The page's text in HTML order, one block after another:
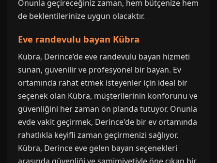
Onunla geçireceğiniz zaman, hem bütçenize hem
de beklentilerinize uygun olacaktır.
Eve randevulu bayan Kübra
Kübra, Derince’de eve randevulu bayan hizmeti
sunan, güvenilir ve profesyonel bir bayan. Ev
ortamında rahat etmek isteyenler için ideal bir
seçenek olan Kübra, müşterilerinin konforunu ve
güvenliğini her zaman ön planda tutuyor. Onunla
evde vakit geçirmek, Derince'de bir ev ortamında
rahatlıkla keyifli zaman geçirmenizi sağlıyor.
Kübra, Derince eve gelen bayan seçenekleri